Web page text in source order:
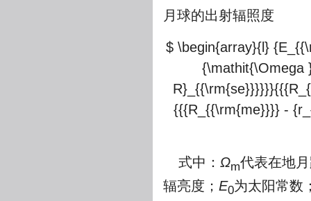
月球的出射辐照度
$ \begin{array}{l}
{{{R_{{\rm{me}}}} -
式中： Ωm代表在地
辐亮度； E0为太阳常数